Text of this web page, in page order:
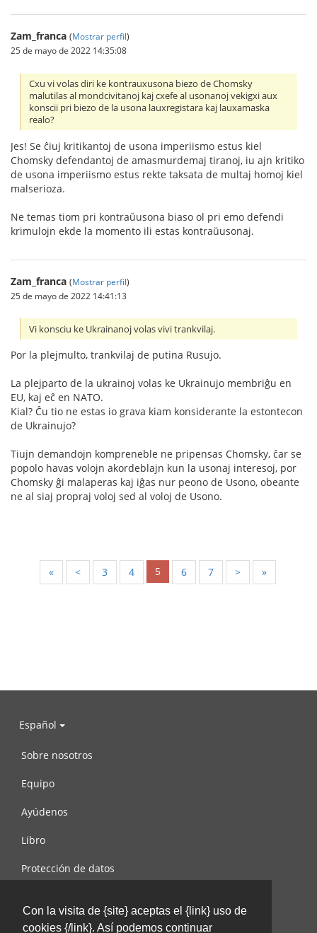
Con la visita de {site} aceptas el {link} uso de
cookies {/link}. Así podemos continuar
Zam_franca (Mostrar perfil)
25 de mayo de 2022 14:35:08
Cxu vi volas diri ke kontrauxusona biezo de Chomsky
malutilas al mondcivitanoj kaj cxefe al usonanoj vekigxi aux
konscii pri biezo de la usona lauxregistara kaj lauxamaska
realo?
Jes! Se ĉiuj kritikantoj de usona imperiismo estus kiel
Chomsky defendantoj de amasmurdemaj tiranoj, iu ajn kritiko
de usona imperiismo estus rekte taksata de multaj homoj kiel
malserioza.
Ne temas tiom pri kontraŭusona biaso ol pri emo defendi
krimulojn ekde la momento ili estas kontraŭusonaj.
Zam_franca (Mostrar perfil)
25 de mayo de 2022 14:41:13
Vi konsciu ke Ukrainanoj volas vivi trankvilaj.
Por la plejmulto, trankvilaj de putina Rusujo.
La plejparto de la ukrainoj volas ke Ukrainujo membriĝu en
EU, kaj eĉ en NATO.
Kial? Ĉu tio ne estas io grava kiam konsiderante la estontecon
de Ukrainujo?
Tiujn demandojn kompreneble ne pripensas Chomsky, ĉar se
popolo havas volojn akordeblajn kun la usonaj interesoj, por
Chomsky ĝi malaperas kaj iĝas nur peono de Usono, obeante
ne al siaj propraj voloj sed al voloj de Usono.
« < 3 4 5 6 7 > »
Español
Sobre nosotros
Equipo
Ayúdenos
Libro
Protección de datos
Contáctenos